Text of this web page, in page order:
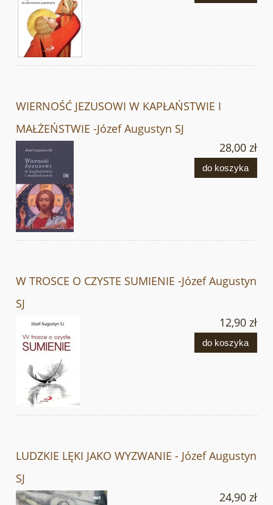
WIERNOŚĆ JEZUSOWI W KAPŁAŃSTWIE I
MAŁŻEŃSTWIE -Józef Augustyn SJ
28,00 zł
do koszyka
W TROSCE O CZYSTE SUMIENIE -Józef Augustyn
SJ
12,90 zł
do koszyka
LUDZKIE LĘKI JAKO WYZWANIE - Józef Augustyn
SJ
24,90 zł